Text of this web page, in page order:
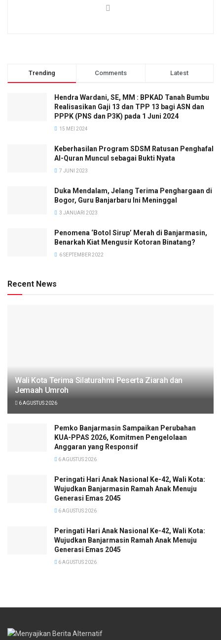
Trending Comments Latest
Hendra Wardani, SE, MM : BPKAD Tanah Bumbu
Realisasikan Gaji 13 dan TPP 13 bagi ASN dan
PPPK (PNS dan P3K) pada 1 Juni 2024
15 MEI 2024
Keberhasilan Program SDSM Ratusan Penghafal
Al-Quran Muncul sebagai Bukti Nyata
7 JUNI 2023
Duka Mendalam, Jelang Terima Penghargaan di
Bogor, Guru Banjarbaru Ini Meninggal
3 JANUARI 2023
Penomena ‘Botol Sirup’ Merah di Banjarmasin,
Benarkah Kiat Mengusir Kotoran Binatang?
6 SEPTEMBER 2022
Recent News
Wali Kota Terima Silaturahmi Peserta Ziarah dan
Jemaah Umroh
6 AGUSTUS 2026
Pemko Banjarmasin Sampaikan Perubahan
KUA-PPAS 2026, Komitmen Pengelolaan
Anggaran yang Responsif
6 AGUSTUS 2026
Peringati Hari Anak Nasional Ke-42, Wali Kota:
Wujudkan Banjarmasin Ramah Anak Menuju
Generasi Emas 2045
6 AGUSTUS 2026
Peringati Hari Anak Nasional Ke-42, Wali Kota:
Wujudkan Banjarmasin Ramah Anak Menuju
Generasi Emas 2045
6 AGUSTUS 2026